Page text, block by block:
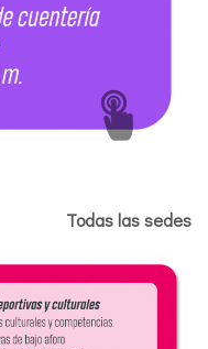
Todas las sedes